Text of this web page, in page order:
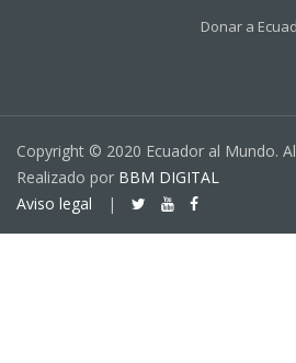
Donar a
Copyright © 2020 Ecuador al Mundo.
Realizado por BBM DIGITAL
Aviso legal
|